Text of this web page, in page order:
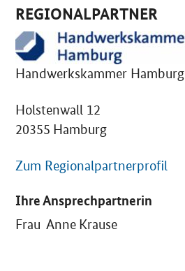
REGIONALPARTNER
Handwerkskammer Hamburg
Holstenwall 12
20355 Hamburg
Zum Regionalpartnerprofil
Ihre Ansprechpartnerin
Frau Anne Krause